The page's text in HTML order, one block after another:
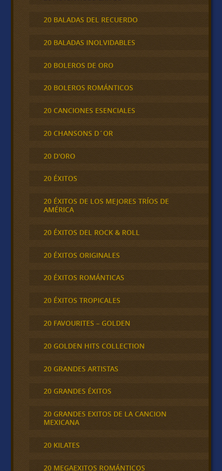
20 BALADAS DEL RECUERDO
20 BALADAS INOLVIDABLES
20 BOLEROS DE ORO
20 BOLEROS ROMÁNTICOS
20 CANCIONES ESENCIALES
20 CHANSONS D´OR
20 D'ORO
20 ÉXITOS
20 ÉXITOS DE LOS MEJORES TRÍOS DE
AMÉRICA
20 ÉXITOS DEL ROCK & ROLL
20 ÉXITOS ORIGINALES
20 ÉXITOS ROMÁNTICAS
20 ÉXITOS TROPICALES
20 FAVOURITES – GOLDEN
20 GOLDEN HITS COLLECTION
20 GRANDES ARTISTAS
20 GRANDES ÉXITOS
20 GRANDES EXITOS DE LA CANCION
MEXICANA
20 KILATES
20 MEGAEXITOS ROMÁNTICOS